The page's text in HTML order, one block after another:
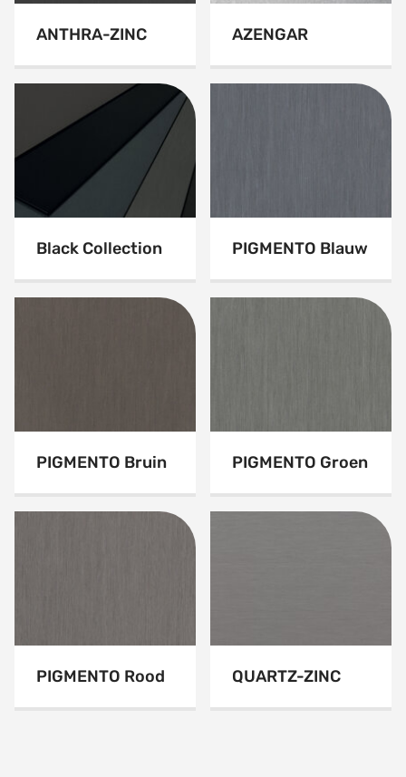
ANTHRA-ZINC AZENGAR
Black Collection PIGMENTO Blauw
PIGMENTO Bruin PIGMENTO Groen
PIGMENTO Rood QUARTZ-ZINC